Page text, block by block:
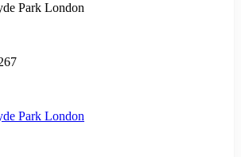
Park London
Park London